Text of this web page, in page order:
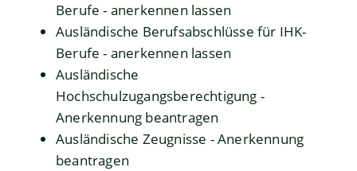
Berufe - anerkennen lassen
Ausländische Berufsabschlüsse für IHK-
Berufe - anerkennen lassen
Ausländische
Hochschulzugangsberechtigung -
Anerkennung beantragen
Ausländische Zeugnisse - Anerkennung
beantragen